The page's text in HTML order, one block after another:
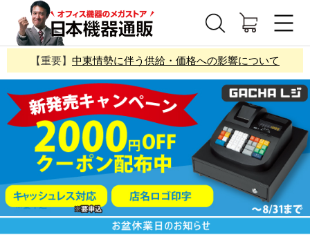
【重要】 中東情勢に伴う供給・価格への影響について